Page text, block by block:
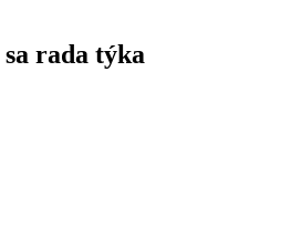
rada týka